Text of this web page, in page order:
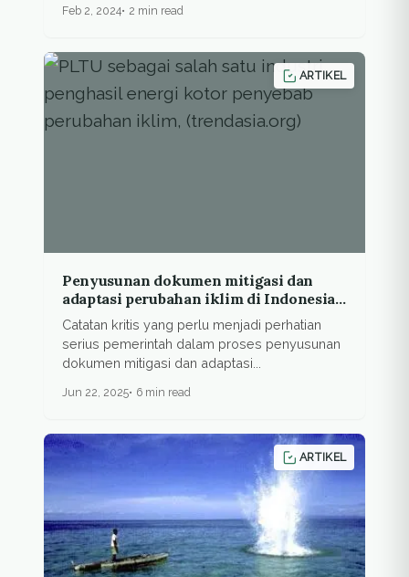
Feb 2, 2024 2 min read
ARTIKEL
Penyusunan dokumen mitigasi dan
adaptasi perubahan iklim di Indonesia
tidak transparan
Catatan kritis yang perlu menjadi perhatian
serius pemerintah dalam proses penyusunan
dokumen mitigasi dan adaptasi...
Jun 22, 2025 6 min read
ARTIKEL